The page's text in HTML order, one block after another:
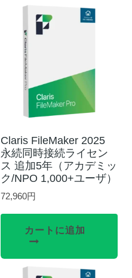
Claris FileMaker 2025
永続同時接続ライセン
ス 追加5年（アカデミッ
ク/NPO 1,000+ユーザ）
72,960円
カートに追加